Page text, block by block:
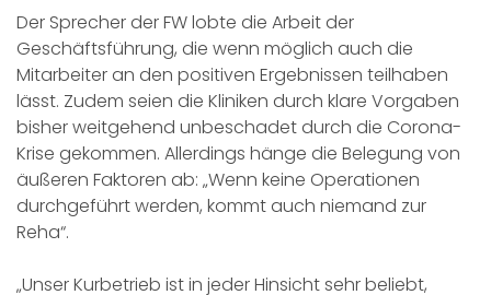
Der Sprecher der FW lobte die Arbeit der
Geschäftsführung, die wenn möglich auch die
Mitarbeiter an den positiven Ergebnissen teilhaben
lässt. Zudem seien die Kliniken durch klare Vorgaben
bisher weitgehend unbeschadet durch die Corona-
Krise gekommen. Allerdings hänge die Belegung von
äußeren Faktoren ab: „Wenn keine Operationen
durchgeführt werden, kommt auch niemand zur
Reha“.
„Unser Kurbetrieb ist in jeder Hinsicht sehr beliebt,